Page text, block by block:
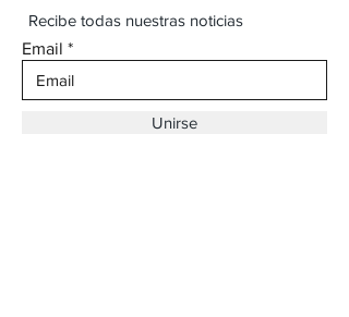
Recibe todas nuestras noticias
Email
Unirse